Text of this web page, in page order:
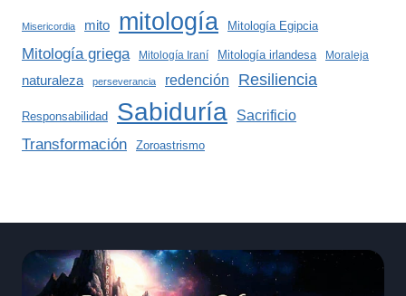
Misericordia mito mitología Mitología Egipcia
Mitología griega Mitología Iraní Mitología irlandesa Moraleja
naturaleza perseverancia redención Resiliencia
Responsabilidad Sabiduría Sacrificio
Transformación Zoroastrismo